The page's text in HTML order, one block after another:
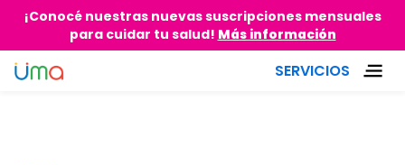
¡Conocé nuestras nuevas suscripciones mensuales
para cuidar tu salud! Más información
SERVICIOS